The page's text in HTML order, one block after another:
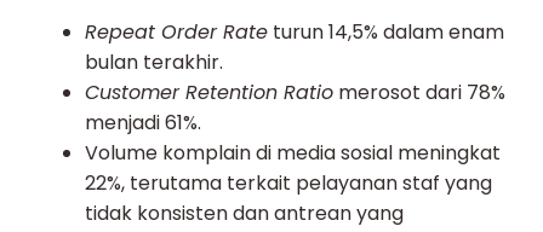
Repeat Order Rate turun 14,5% dalam enam
bulan terakhir.
Customer Retention Ratio merosot dari 78%
menjadi 61%.
Volume komplain di media sosial meningkat
22%, terutama terkait pelayanan staf yang
tidak konsisten dan antrean yang